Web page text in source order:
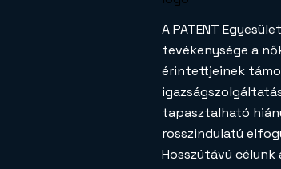
A PATENT
tevékenysége a
érintettjeinek
tapasztalható
rosszindulatú
Hosszútávú célunk